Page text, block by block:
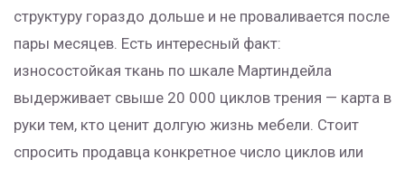
структуру гораздо дольше и не проваливается после
пары месяцев. Есть интересный факт:
износостойкая ткань по шкале Мартиндейла
выдерживает свыше 20 000 циклов трения — карта в
руки тем, кто ценит долгую жизнь мебели. Стоит
спросить продавца конкретное число циклов или